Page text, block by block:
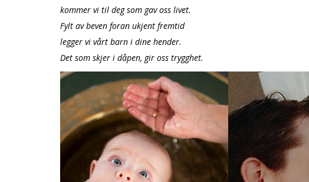
kommer vi til deg som gav oss livet.
Fylt av beven foran ukjent fremtid
legger vi vårt barn i dine hender.
Det som skjer i dåpen, gir oss trygghet.